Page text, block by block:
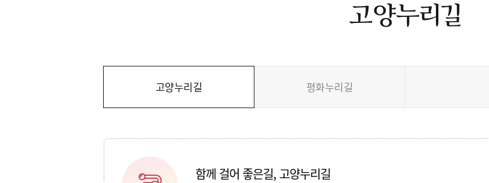
고양누리길
고양누리길 평화누리길
함께 걸어 좋은길, 고양누리길